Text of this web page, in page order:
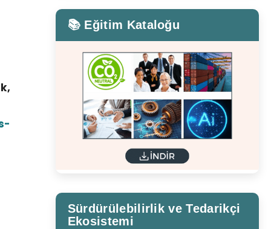
📚 Eğitim Kataloğu
Sürdürülebilirlik ve Tedarikçi
Ekosistemi